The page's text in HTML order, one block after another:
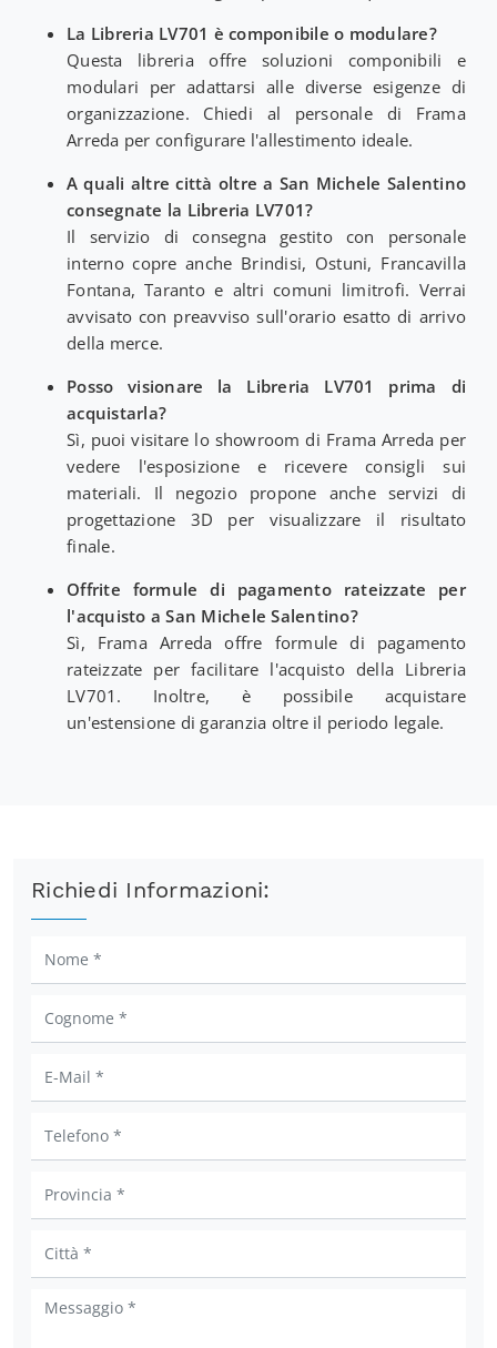
La Libreria LV701 è componibile o modulare?
Questa libreria offre soluzioni componibili e
modulari per adattarsi alle diverse esigenze di
organizzazione. Chiedi al personale di Frama
Arreda per configurare l'allestimento ideale.
A quali altre città oltre a San Michele Salentino
consegnate la Libreria LV701?
Il servizio di consegna gestito con personale
interno copre anche Brindisi, Ostuni, Francavilla
Fontana, Taranto e altri comuni limitrofi. Verrai
avvisato con preavviso sull'orario esatto di arrivo
della merce.
Posso visionare la Libreria LV701 prima di
acquistarla?
Sì, puoi visitare lo showroom di Frama Arreda per
vedere l'esposizione e ricevere consigli sui
materiali. Il negozio propone anche servizi di
progettazione 3D per visualizzare il risultato
finale.
Offrite formule di pagamento rateizzate per
l'acquisto a San Michele Salentino?
Sì, Frama Arreda offre formule di pagamento
rateizzate per facilitare l'acquisto della Libreria
LV701. Inoltre, è possibile acquistare
un'estensione di garanzia oltre il periodo legale.
Richiedi Informazioni: